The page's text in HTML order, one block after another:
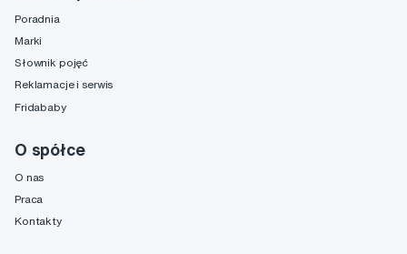
Poradnia
Marki
Słownik pojęć
Reklamacje i serwis
Fridababy
O spółce
O nas
Praca
Kontakty